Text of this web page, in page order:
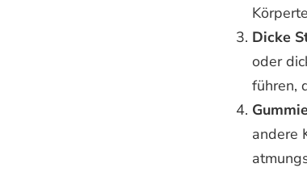
Dicke
oder
führen,
andere